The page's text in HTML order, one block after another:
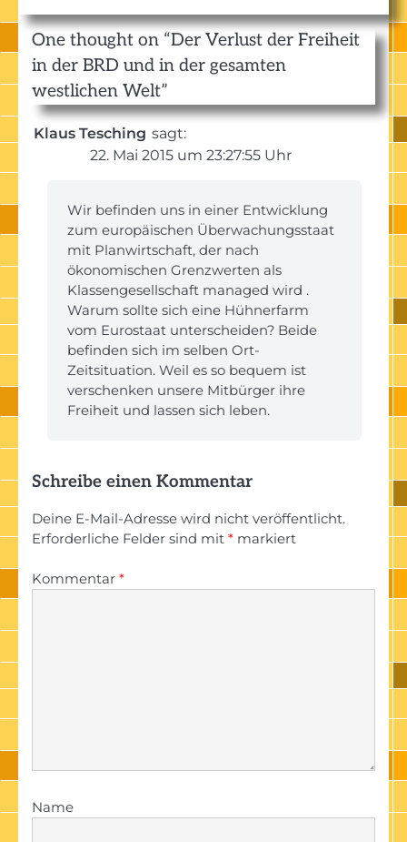
One thought on “Der Verlust der Freiheit
in der BRD und in der gesamten
westlichen Welt”
Klaus Tesching sagt:
22. Mai 2015 um 23:27:55 Uhr
Wir befinden uns in einer Entwicklung
zum europäischen Überwachungsstaat
mit Planwirtschaft, der nach
ökonomischen Grenzwerten als
Klassengesellschaft managed wird .
Warum sollte sich eine Hühnerfarm
vom Eurostaat unterscheiden? Beide
befinden sich im selben Ort-
Zeitsituation. Weil es so bequem ist
verschenken unsere Mitbürger ihre
Freiheit und lassen sich leben.
Schreibe einen Kommentar
Deine E-Mail-Adresse wird nicht veröffentlicht.
Erforderliche Felder sind mit * markiert
Kommentar *
Name